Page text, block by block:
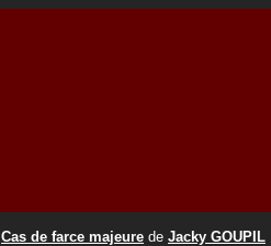
Cas de farce majeure de Jacky GOUPIL